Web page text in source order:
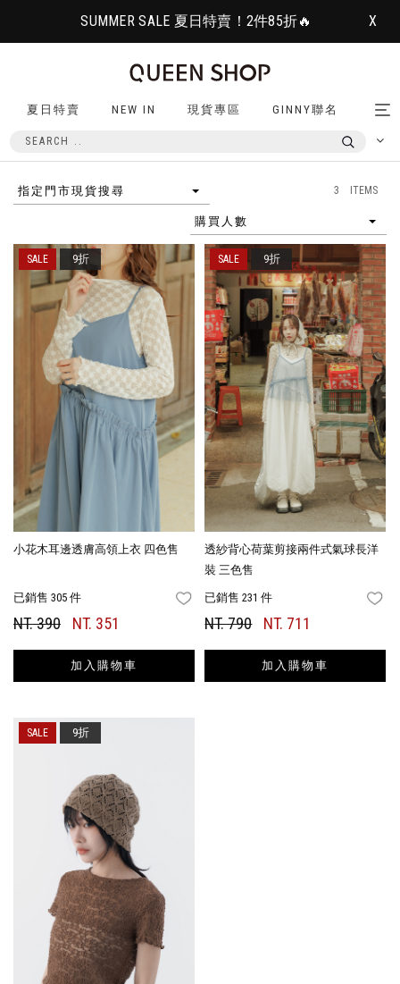
SUMMER SALE 夏日特賣！2件85折🔥 X
夏日特賣 NEW IN 現貨專區 GINNY聯名
指定門市現貨搜尋 3 ITEMS
購買人數
小花木耳邊透膚高領上衣 四色售
已銷售 305 件 FAVORITES
NT. 390 NT. 351
加入購物車
9折
透紗背心荷葉剪接兩件式氣球長洋
裝 三色售
已銷售 231 件
NT. 790 NT. 711
加入購物車
9折
9折